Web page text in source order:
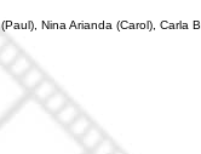
Nina Arianda (Carol), Carla